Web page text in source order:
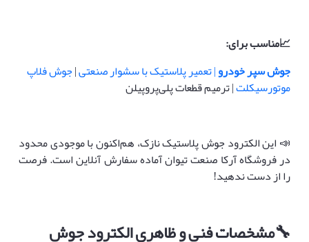
📈مناسب برای:
جوش سپر خودرو| تعمیر پلاستیک با سشوار صنعتی|جوش فلاپ
موتورسیکلت| ترمیم قطعات پلی‌پروپیلن
📣 این الکترود جوش پلاستیک نازک، هم‌اکنون با موجودی محدود
در فروشگاه آرکا صنعت تیوان آماده سفارش آنلاین است. فرصت
را از دست ندهید!
🔧مشخصات فنی و ظاهری الکترود جوش